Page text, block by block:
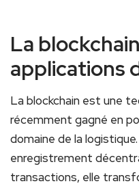
La‌
applications​
La blockchain est une⁤
récemment ⁢gagné ​en
domaine de la
enregistrement
transactions,⁢ elle